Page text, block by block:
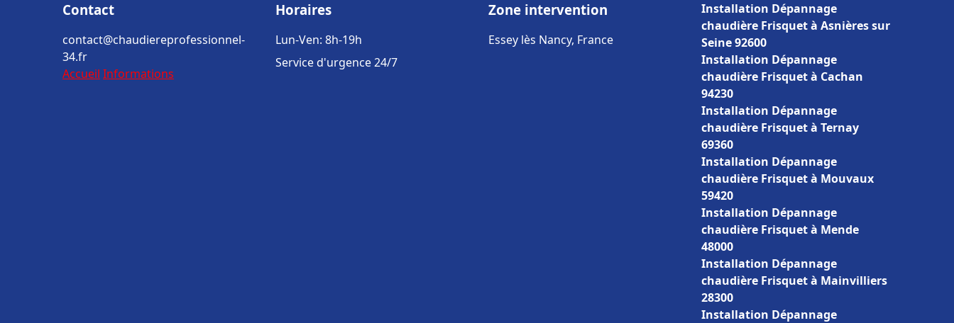
Contact
contact@chaudiereprofessionnel-
34.fr
Accueil Informations
Horaires
Lun-Ven: 8h-19h
Service d'urgence 24/7
Zone intervention
Essey lès Nancy, France
Installation Dépannage
chaudière Frisquet à Asnières sur
Seine 92600
Installation Dépannage
chaudière Frisquet à Cachan
94230
Installation Dépannage
chaudière Frisquet à Ternay
69360
Installation Dépannage
chaudière Frisquet à Mouvaux
59420
Installation Dépannage
chaudière Frisquet à Mende
48000
Installation Dépannage
chaudière Frisquet à Mainvilliers
28300
Installation Dépannage